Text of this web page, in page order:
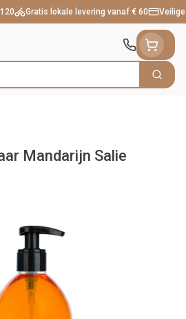
Gratis lokale levering vanaf € 60
Zoek
Mandarijn Salie